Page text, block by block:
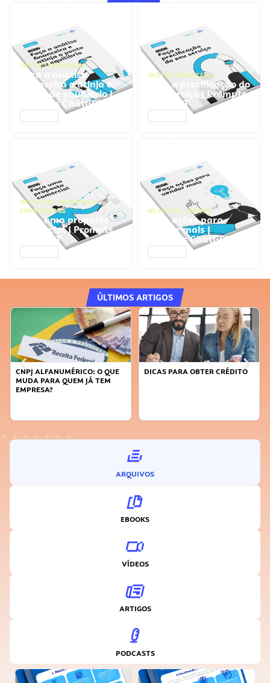
GESTÃO FINANCEIRA
Faça a análise
financeira e atinja o
ponto de equilíbrio |
Prompts ChatGPT
GESTÃO FINANCEIRA
Faça a precificação do
seu serviço | Prompts
ChatGPT
NEGÓCIOS, PROCESSOS
EMPRESARIAIS
Faça uma proposta
comercial | Prompts
ChatGPT
NEGÓCIOS, VENDAS
Faça ações para
vender mais |
Prompts ChatGPT
ÚLTIMOS ARTIGOS
CNPJ ALFANUMÉRICO: O QUE
MUDA PARA QUEM JÁ TEM
EMPRESA?
DICAS PARA OBTER CRÉDITO
ARQUIVOS
EBOOKS
VÍDEOS
ARTIGOS
PODCASTS